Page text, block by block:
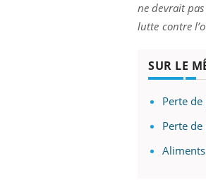
ne devrait
lutte contre
SUR LE
Perte
Perte